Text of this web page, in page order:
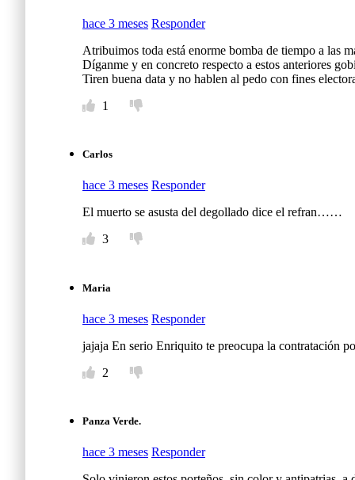
hace 3 meses Responder
Atribuimos toda está enorme bomba de tiempo a las
Díganme y en concreto respecto a estos anteriores
Tiren buena data y no hablen al pedo con fines
1
Carlos
hace 3 meses Responder
El muerto se asusta del degollado dice el refran……
3
Maria
hace 3 meses Responder
jajaja En serio Enriquito te preocupa la contratación
2
Panza Verde.
hace 3 meses Responder